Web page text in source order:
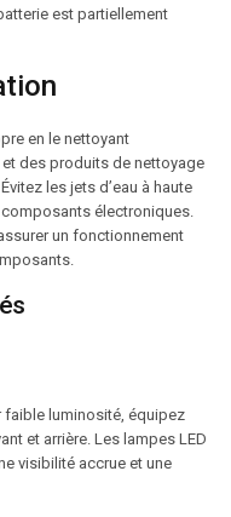
est partiellement
en le nettoyant
des produits de nettoyage
les jets d’eau à haute
électroniques.
un fonctionnement
faible luminosité, équipez
et arrière. Les lampes LED
visibilité accrue et une